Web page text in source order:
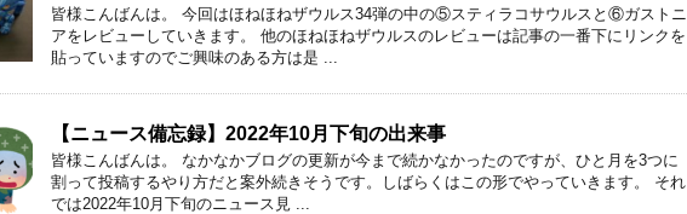
皆様こんばんは。 今回はほねほねザウルス34弾の中の⑤スティラコサウルスと⑥ガストニ
アをレビューしていきます。 他のほねほねザウルスのレビューは記事の一番下にリンクを
貼っていますのでご興味のある方は是 ...
【ニュース備忘録】2022年10月下旬の出来事
皆様こんばんは。 なかなかブログの更新が今まで続かなかったのですが、ひと月を3つに
割って投稿するやり方だと案外続きそうです。しばらくはこの形でやっていきます。 それ
では2022年10月下旬のニュース見 ...